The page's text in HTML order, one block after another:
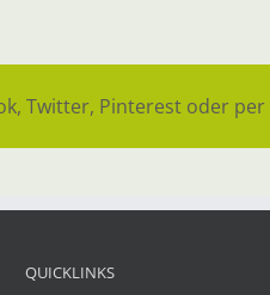
Twitter, Pinterest oder
QUICKLINKS